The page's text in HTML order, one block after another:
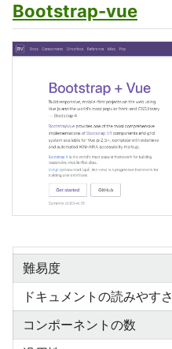
Bootstrap-vue
難易度
ドキュメントの読みやすさ
コンポーネントの数